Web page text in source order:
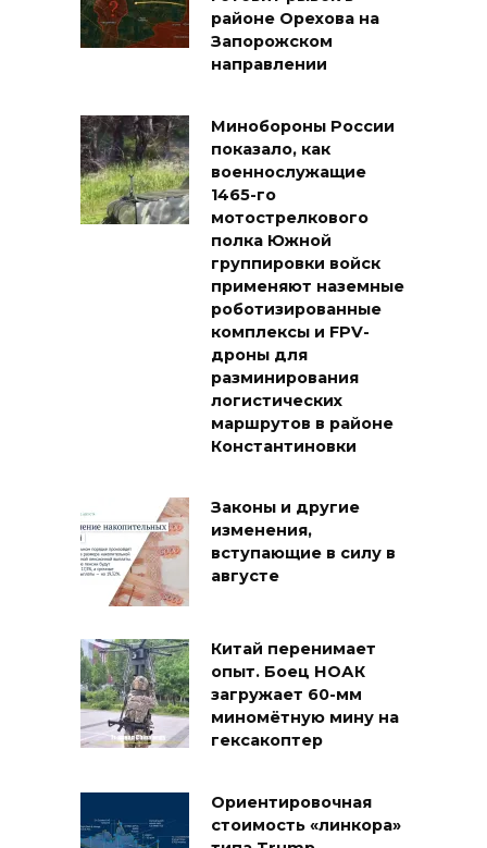
районе Орехова на
Запорожском
направлении
Минобороны России
показало, как
военнослужащие
1465-го
мотострелкового
полка Южной
группировки войск
применяют наземные
роботизированные
комплексы и FPV-
дроны для
разминирования
логистических
маршрутов в районе
Константиновки
Законы и другие
изменения,
вступающие в силу в
августе
Китай перенимает
опыт. Боец НОАК
загружает 60-мм
миномётную мину на
гексакоптер
Ориентировочная
стоимость «линкора»